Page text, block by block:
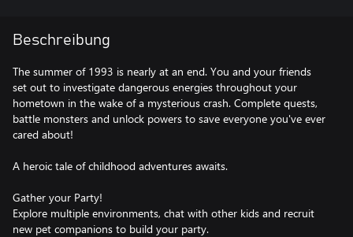
Beschreibung
The summer of 1993 is nearly at an end. You and your friends
set out to investigate dangerous energies throughout your
hometown in the wake of a mysterious crash. Complete quests,
battle monsters and unlock powers to save everyone you've ever
cared about!
A heroic tale of childhood adventures awaits.
Gather your Party!
Explore multiple environments, chat with other kids and recruit
new pet companions to build your party.